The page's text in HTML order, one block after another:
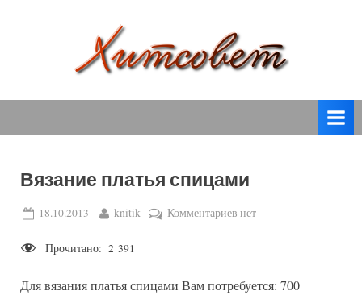
т
о
в
спицами,
крючком,
вязаные
модели
с
схемами.
Вязание платья спицами
Posted
18.10.2013 By
knitik Комментариевк
спицами
нет
Прочитано: 2 391
Для вязания платья спицами Вам потребуется: 700